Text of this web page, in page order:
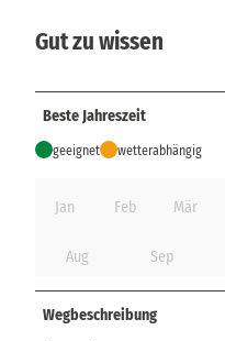
Gut zu wissen
Beste Jahreszeit
geeignet wetterabhängig
Jan Feb Mär
Aug Sep
Wegbeschreibung